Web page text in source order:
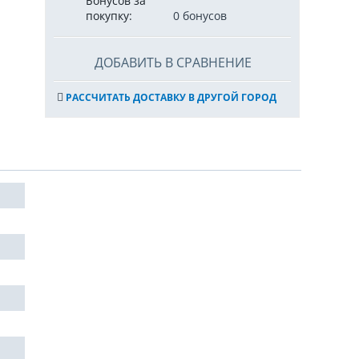
покупку:
0 бонусов
ДОБАВИТЬ В СРАВНЕНИЕ
РАССЧИТАТЬ ДОСТАВКУ В ДРУГОЙ ГОРОД